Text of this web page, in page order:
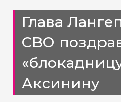
Глава
СВО
Аксинину